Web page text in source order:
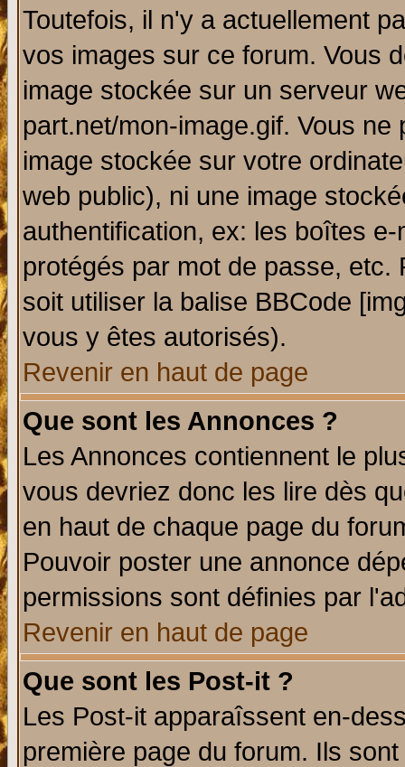
Toutefois, il n'y a actuellement
vos images sur ce forum. Vous
image stockée sur un serveur
part.net/mon-image.gif. Vous
image stockée sur votre
web public), ni une image
authentification, ex: les boîtes
protégés par mot de passe,
soit utiliser la balise BBCode
vous y êtes autorisés).
Revenir en haut de page
Que sont les Annonces ?
Les Annonces contiennent le
vous devriez donc les lire dès
en haut de chaque page du
Pouvoir poster une annonce
permissions sont définies par
Revenir en haut de page
Que sont les Post-it ?
Les Post-it apparaîssent en-
première page du forum. Ils